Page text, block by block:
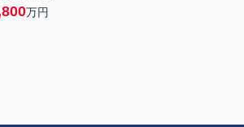
万円